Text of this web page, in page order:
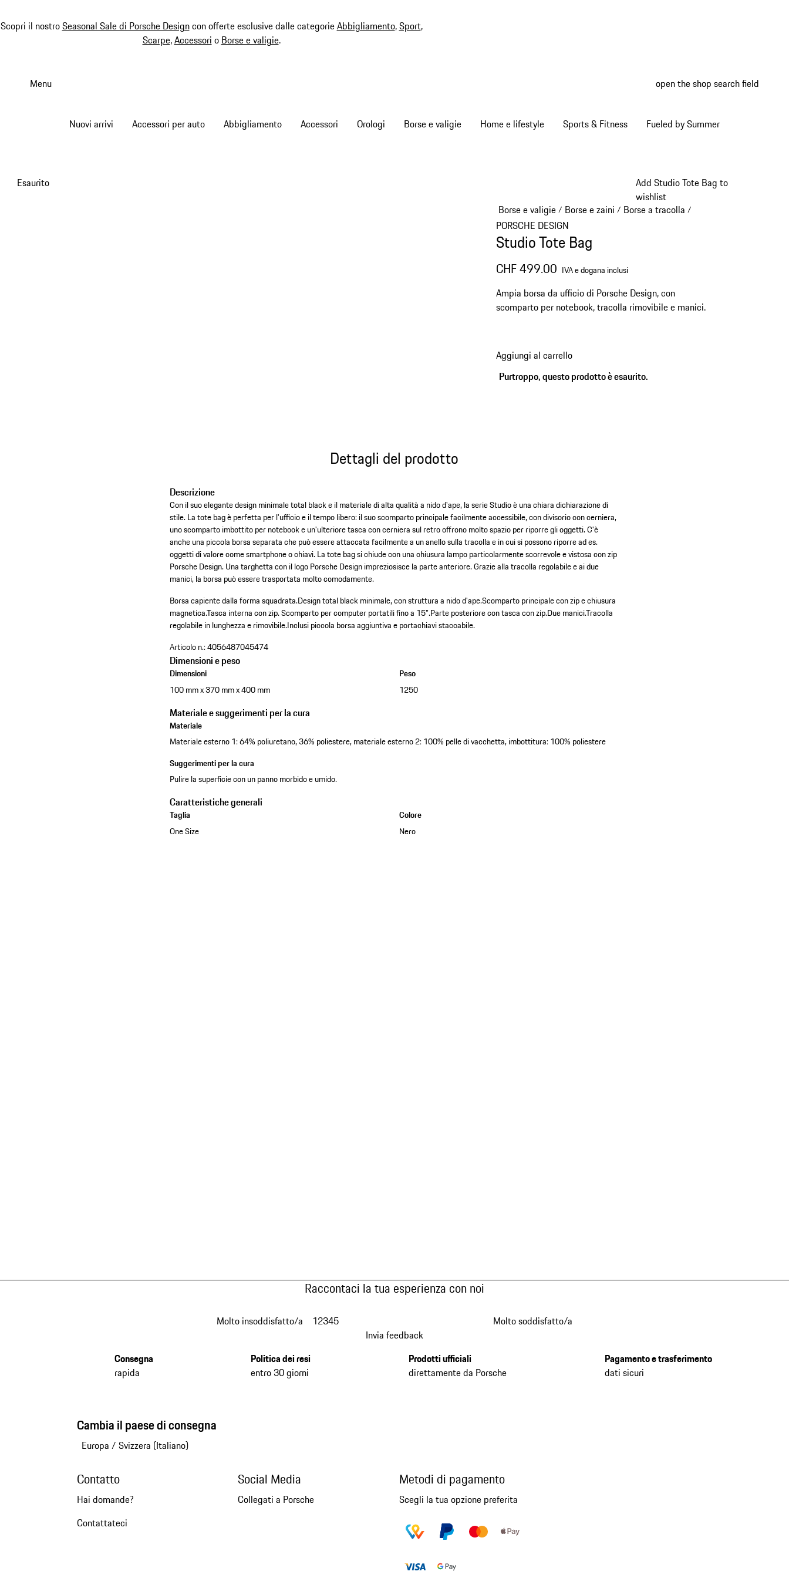
Scopri il nostroSeasonal Sale di Porsche Designcon offerte esclusive dalle categorieAbbigliamento,Sport,
Scarpe,Accessori o Borse e valigie.
Menu open the shop search field
Nuovi arrivi Accessori per auto Abbigliamento Accessori Orologi Borse e valigie Home e lifestyle Sports & Fitness Fueled by Summer
Add Studio Tote Bag to
wishlist
Esaurito
Borse e valigie/ Borse e zaini / Borse a tracolla /
PORSCHE DESIGN
Studio Tote Bag
CHF 499.00 IVA e dogana inclusi
Ampia borsa da ufficio di Porsche Design, con
scomparto per notebook, tracolla rimovibile e manici.
Aggiungi al carrello
Purtroppo, questo prodotto è esaurito.
Dettagli del prodotto
Descrizione
Con il suo elegante design minimale total black e il materiale di alta qualità a nido d'ape, la serie Studio è una chiara dichiarazione di
stile. La tote bag è perfetta per l'ufficio e il tempo libero: il suo scomparto principale facilmente accessibile, con divisorio con cerniera,
uno scomparto imbottito per notebook e un'ulteriore tasca con cerniera sul retro offrono molto spazio per riporre gli oggetti. C'è
anche una piccola borsa separata che può essere attaccata facilmente a un anello sulla tracolla e in cui si possono riporre ad es.
oggetti di valore come smartphone o chiavi. La tote bag si chiude con una chiusura lampo particolarmente scorrevole e vistosa con zip
Porsche Design. Una targhetta con il logo Porsche Design impreziosisce la parte anteriore. Grazie alla tracolla regolabile e ai due
manici, la borsa può essere trasportata molto comodamente.
Borsa capiente dalla forma squadrata.Design total black minimale, con struttura a nido d'ape.Scomparto principale con zip e chiusura
magnetica.Tasca interna con zip.Scomparto per computer portatili fino a 15".Parte posteriore con tasca con zip.Due manici.Tracolla
regolabile in lunghezza e rimovibile.Inclusi piccola borsa aggiuntiva e portachiavi staccabile.
Articolo n.:4056487045474
Dimensioni e peso
Dimensioni
100 mm x 370 mm x 400 mm
Peso
1250
Materiale e suggerimenti per la cura
Materiale
Materiale esterno 1: 64% poliuretano, 36% poliestere, materiale esterno 2: 100% pelle di vacchetta, imbottitura: 100% poliestere
Suggerimenti per la cura
Pulire la superficie con un panno morbido e umido.
Caratteristiche generali
Taglia
One Size
Colore
Nero
Raccontaci la tua esperienza con noi
Molto insoddisfatto/a 12345
Molto soddisfatto/a
Invia feedback
Consegna
rapida
Politica dei resi
entro 30 giorni
Prodotti ufficiali
direttamente da Porsche
Pagamento e trasferimento
dati sicuri
Cambia il paese di consegna
Europa / Svizzera (Italiano)
Contatto
Hai domande?
Contattateci
Social Media
Collegati a Porsche
Metodi di pagamento
Scegli la tua opzione preferita